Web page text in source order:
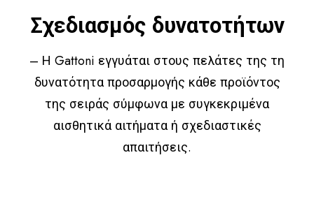
Σχεδιασμός δυνατοτήτων
– Η Gattoni εγγυάται στους πελάτες της τη
δυνατότητα προσαρμογής κάθε προϊόντος
της σειράς σύμφωνα με συγκεκριμένα
αισθητικά αιτήματα ή σχεδιαστικές
απαιτήσεις.